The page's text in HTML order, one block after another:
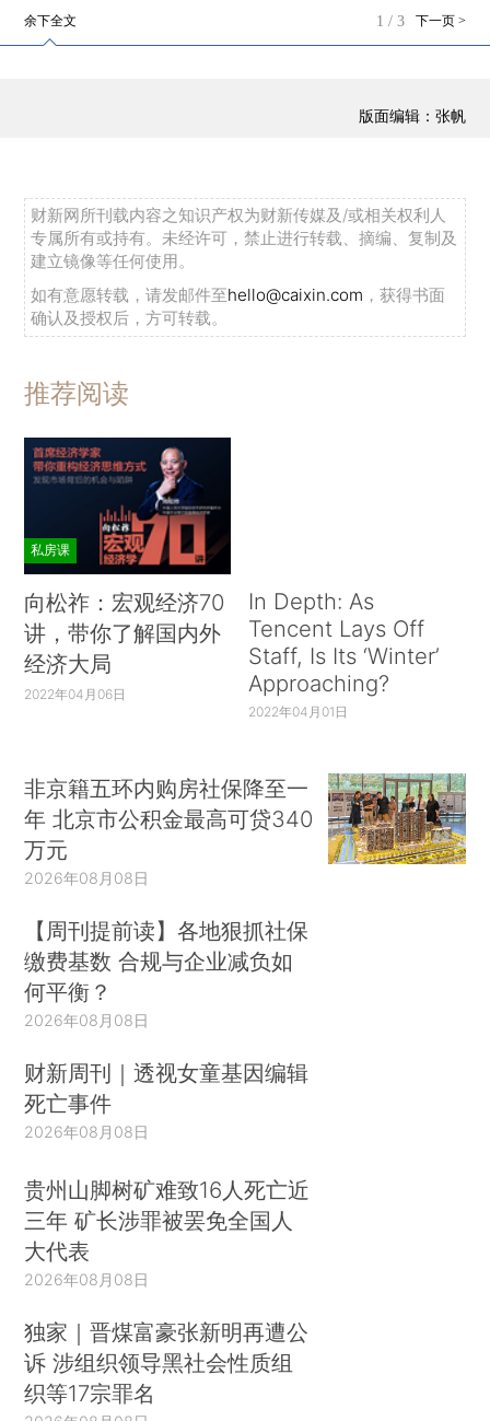
余下全文 下一页 >
1 / 3
版面编辑：张帆
财新网所刊载内容之知识产权为财新传媒及/或相关权利人
专属所有或持有。未经许可，禁止进行转载、摘编、复制及
建立镜像等任何使用。
如有意愿转载，请发邮件至hello@caixin.com ，获得书面
确认及授权后，方可转载。
推荐阅读
私房课
向松祚：宏观经济70
讲，带你了解国内外
经济大局
2022年04月06日
In Depth: As
Tencent Lays Off
Staff, Is Its ‘Winter’
Approaching?
2022年04月01日
非京籍五环内购房社保降至一
年 北京市公积金最高可贷340
万元
2026年08月08日
【周刊提前读】各地狠抓社保
缴费基数 合规与企业减负如
何平衡？
2026年08月08日
财新周刊｜透视女童基因编辑
死亡事件
2026年08月08日
贵州山脚树矿难致16人死亡近
三年 矿长涉罪被罢免全国人
大代表
2026年08月08日
独家｜晋煤富豪张新明再遭公
诉 涉组织领导黑社会性质组
织等17宗罪名